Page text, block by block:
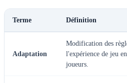
Terme Définition
Adaptation
Modification des
l'expérience de jeu
joueurs.